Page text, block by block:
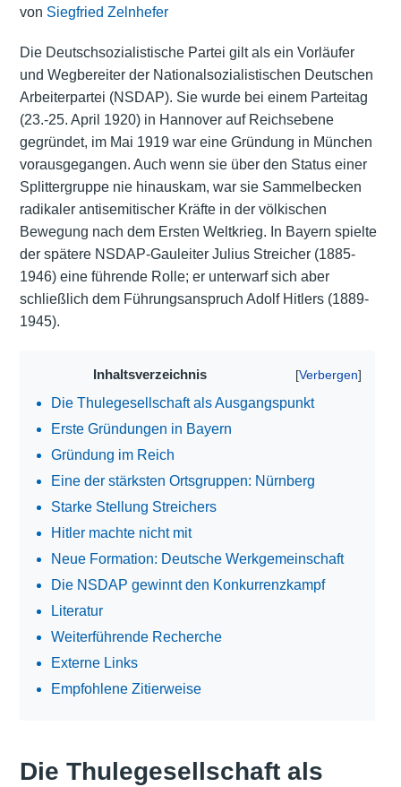
von Siegfried Zelnhefer
Die Deutschsozialistische Partei gilt als ein Vorläufer
und Wegbereiter der Nationalsozialistischen Deutschen
Arbeiterpartei (NSDAP). Sie wurde bei einem Parteitag
(23.-25. April 1920) in Hannover auf Reichsebene
gegründet, im Mai 1919 war eine Gründung in München
vorausgegangen. Auch wenn sie über den Status einer
Splittergruppe nie hinauskam, war sie Sammelbecken
radikaler antisemitischer Kräfte in der völkischen
Bewegung nach dem Ersten Weltkrieg. In Bayern spielte
der spätere NSDAP-Gauleiter Julius Streicher (1885-
1946) eine führende Rolle; er unterwarf sich aber
schließlich dem Führungsanspruch Adolf Hitlers (1889-
1945).
Inhaltsverzeichnis
Die Thulegesellschaft als Ausgangspunkt
Erste Gründungen in Bayern
Gründung im Reich
Eine der stärksten Ortsgruppen: Nürnberg
Starke Stellung Streichers
Hitler machte nicht mit
Neue Formation: Deutsche Werkgemeinschaft
Die NSDAP gewinnt den Konkurrenzkampf
Literatur
Weiterführende Recherche
Externe Links
Empfohlene Zitierweise
Die Thulegesellschaft als